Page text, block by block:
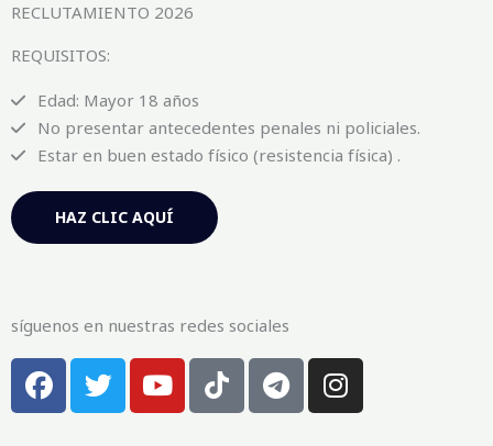
RECLUTAMIENTO 2026
REQUISITOS:
Edad: Mayor 18 años
No presentar antecedentes penales ni policiales.
Estar en buen estado físico (resistencia física) .
HAZ CLIC AQUÍ
síguenos en nuestras redes sociales
F
a
c
T
w
i
Y
o
u
T
i
k
T
e
l
I
n
s